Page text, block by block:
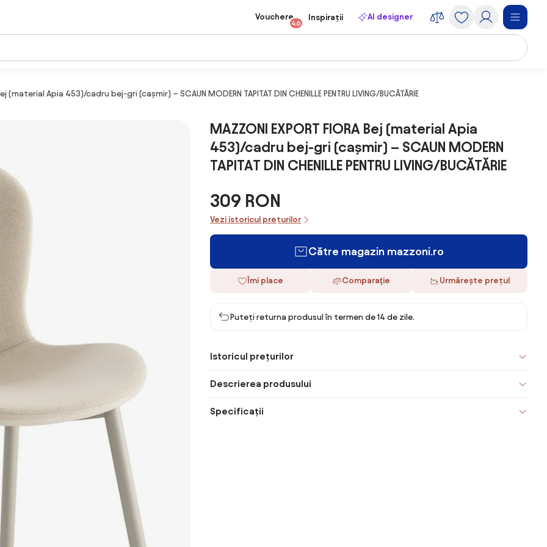
Vouchere
46
Inspirații AI designer
(material Apia 453)/cadru bej-gri (cașmir) – SCAUN MODERN TAPITAT DIN CHENILLE PENTRU LIVING/BUCĂTĂRIE
MAZZONI EXPORT FIORA Bej (material Apia
453)/cadru bej-gri (cașmir) – SCAUN MODERN
TAPITAT DIN CHENILLE PENTRU LIVING/BUCĂTĂRIE
309 RON
Vezi istoricul prețurilor
Către magazin mazzoni.ro
Îmi place Comparaţie Urmărește prețul
Puteți returna produsul în termen de 14 de zile.
Istoricul prețurilor
Descrierea produsului
Specificații